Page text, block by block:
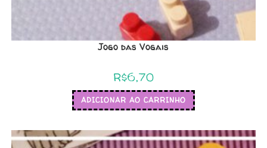
Jogo das Vogais
R$6,70
ADICIONAR AO CARRINHO